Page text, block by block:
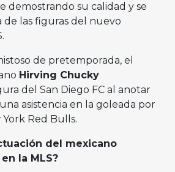
demostrando su calidad y se
las figuras del nuevo
de pretemporada, el
Hirving Chucky
del San Diego FC al anotar
asistencia en la goleada por
Red Bulls.
del mexicano
la MLS?